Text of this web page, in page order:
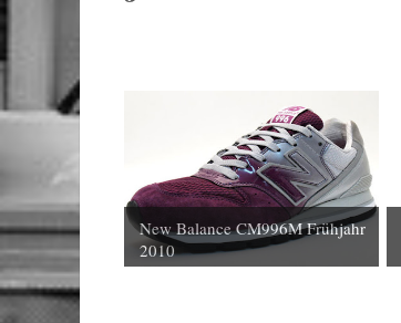
New Balance CM996M Frühjahr
2010